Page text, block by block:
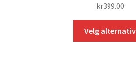
kr399.00
Velg alternativ